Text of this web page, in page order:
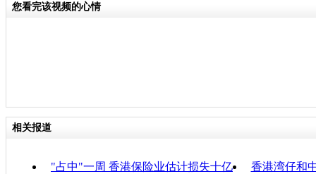
您看完该视频的心情
相关报道
"占中"一周 香港保险业估计损失十亿
香港湾仔和